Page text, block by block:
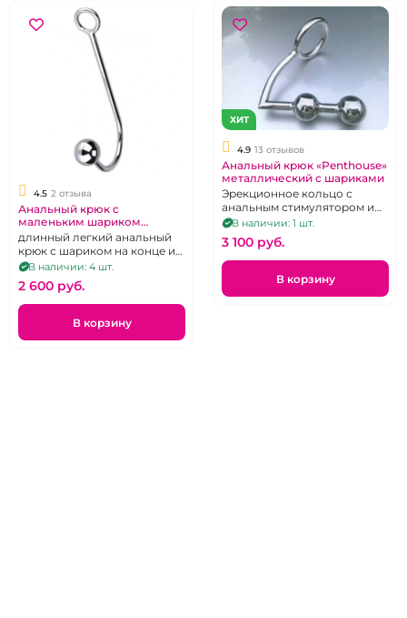
4.5 2 отзыва
Анальный крюк с
маленьким шариком
«Penthouse» из
медицинской стали
длинный легкий анальный
крюк с шариком на конце и
колечком для поводка
В наличии: 4 шт.
2 600 pуб.
В корзину
ХИТ
4.9 13 отзывов
Анальный крюк «Penthouse»
металлический с шариками
Эрекционное кольцо с
анальным стимулятором и
бандажное приспособление
для ограничения движения
из хирургического сплава,
отполированный до блеска.
В наличии: 1 шт.
3 100 pуб.
В корзину